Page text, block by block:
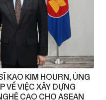
KAO KIM HOURN, ỦNG
VỀ VIỆC XÂY DỰNG
CAO CHO ASEAN